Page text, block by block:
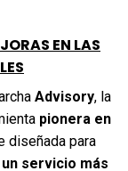
EN LAS
Advisory, la
pionera en
diseñada para
un servicio más